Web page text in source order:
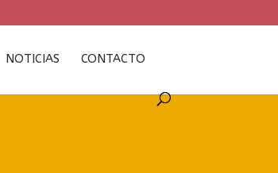
NOTICIAS CONTACTO